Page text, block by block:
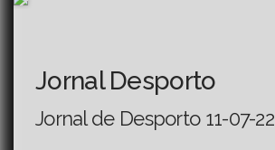
Jornal Desporto
Jornal de Desporto 11-07-22